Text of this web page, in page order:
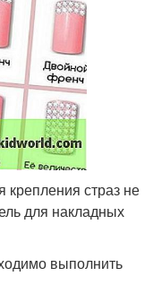
крепления страз не
для накладных
выполнить